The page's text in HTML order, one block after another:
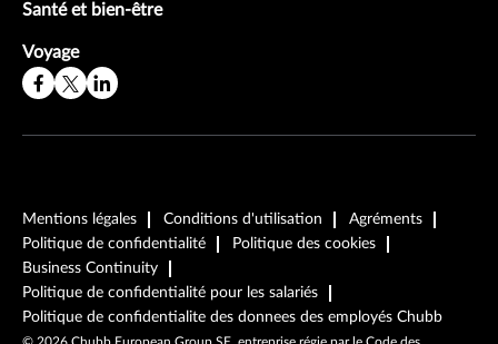
Santé et bien-être
Voyage
Mentions légales Conditions d'utilisation
Agréments
Politique de confidentialité
Politique des cookies
Business Continuity
Politique de confidentialité pour les salariés
Politique de confidentialite des donnees des employés Chubb